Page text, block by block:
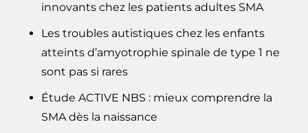
innovants chez les patients adultes SMA
Les troubles autistiques chez les enfants
atteints d’amyotrophie spinale de type 1 ne
sont pas si rares
Étude ACTIVE NBS : mieux comprendre la
SMA dès la naissance